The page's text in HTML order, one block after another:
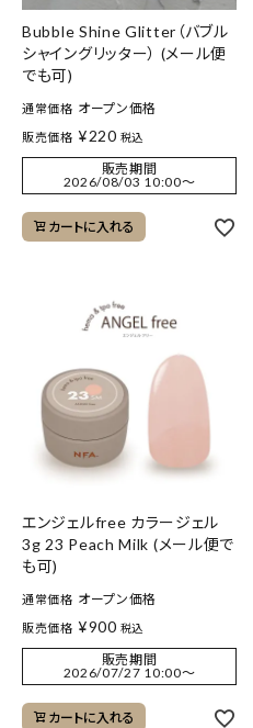
Bubble Shine Glitter（バブル
シャイングリッター） (メール便
でも可)
通常価格 オープン価格
販売価格 ¥220 税込
販売期間
2026/08/03 10:00〜
カートに入れる
エンジェルfree カラージェル
3g 23 Peach Milk (メール便で
も可)
通常価格 オープン価格
販売価格 ¥900 税込
販売期間
2026/07/27 10:00〜
カートに入れる